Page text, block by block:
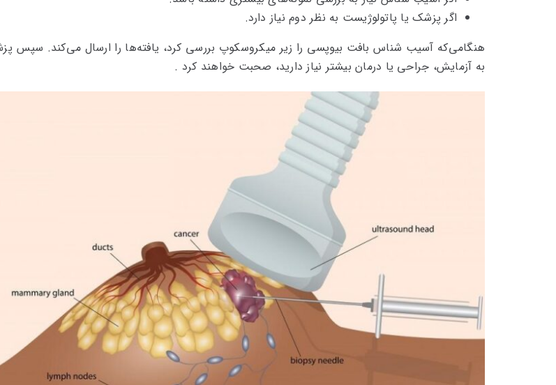
اگر پزشک یا پاتولوژیست به نظر دوم نیاز دارد.
هنگامی‌که آسیب شناس بافت بیوپسی را زیر میکروسکوپ بررسی کرد، یافته‌ها را ارسال می‌کند. سپس
به آزمایش، جراحی یا درمان بیشتر نیاز دارید، صحبت خواهند کرد .